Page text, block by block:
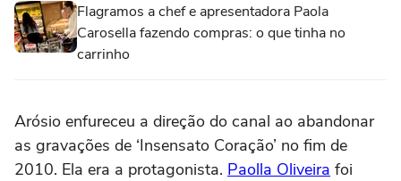
Flagramos a chef e apresentadora Paola
Carosella fazendo compras: o que tinha no
carrinho
Arósio enfureceu a direção do canal ao abandonar
as gravações de ‘Insensato Coração’ no fim de
2010. Ela era a protagonista. Paolla Oliveira foi